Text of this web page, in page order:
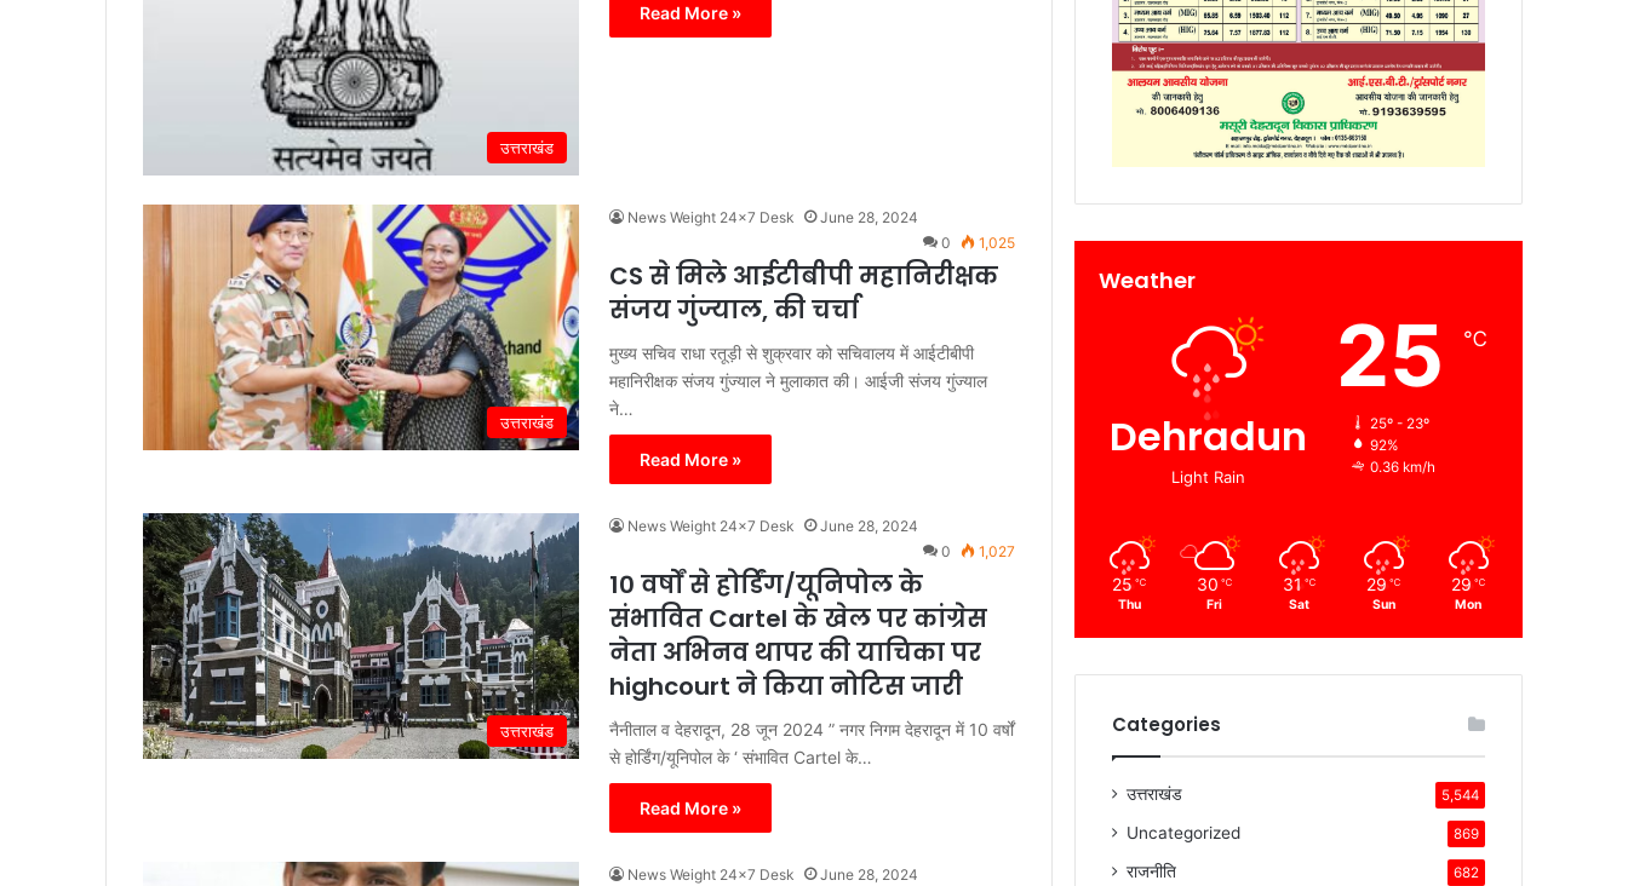
उत्तराखंड
Read More »
उत्तराखंड
News Weight 24x7 Desk
June 28, 2024
0
1,025
CS से मिले आईटीबीपी महानिरीक्षक
संजय गुंज्याल, की चर्चा
मुख्य सचिव राधा रतूड़ी से शुक्रवार को सचिवालय में आईटीबीपी
महानिरीक्षक संजय गुंज्याल ने मुलाकात की। आईजी संजय गुंज्याल
ने…
Read More »
उत्तराखंड
News Weight 24x7 Desk
June 28, 2024
0
1,027
10 वर्षों से होर्डिंग/यूनिपोल के
संभावित Cartel के खेल पर कांग्रेस
नेता अभिनव थापर की याचिका पर
highcourt ने किया नोटिस जारी
नैनीताल व देहरादून, 28 जून 2024 ” नगर निगम देहरादून में 10 वर्षों
से होर्डिंग/यूनिपोल के ‘ संभावित Cartel के…
Read More »
News Weight 24x7 Desk
June 28, 2024
Weather
Dehradun
Light Rain
25 ℃
25º - 23º
92%
0.36 km/h
25 ℃
Thu
30 ℃
Fri
31 ℃
Sat
29 ℃
Sun
29 ℃
Mon
Categories
उत्तराखंड 5,544
Uncategorized 869
राजनीति 682